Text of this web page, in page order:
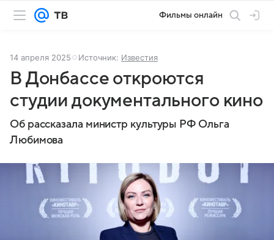
Фильмы онлайн
14 апреля 2025 Источник: Известия
В Донбассе откроются
студии документального кино
Об рассказала министр культуры РФ Ольга
Любимова